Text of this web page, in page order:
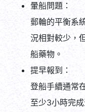
郵輪的平衡系
況相對較少，
船藥物。
提早報到：
登船手續通常
至少3小時完
遲到是不給予